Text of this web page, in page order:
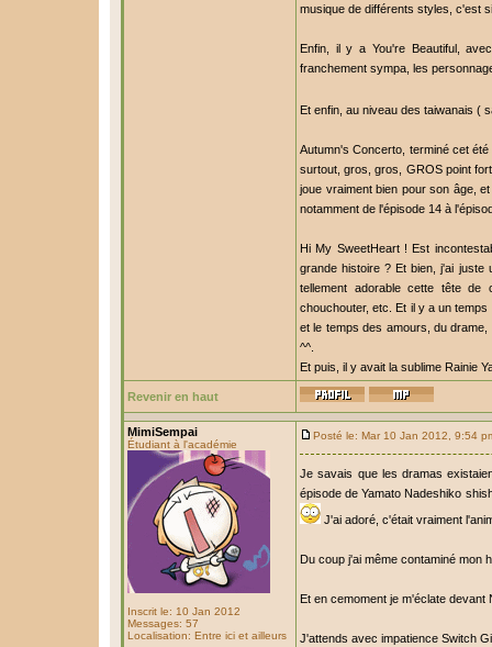
musique de différents styles, c'est
Enfin, il y a You're Beautiful,
franchement sympa, les
Et enfin, au niveau des taiwanais (
Autumn's Concerto, terminé cet
surtout, gros, gros, GROS point
joue vraiment bien pour son âge,
notamment de l'épisode 14 à
Hi My SweetHeart ! Est
grande histoire ? Et bien, j'ai juste
tellement adorable cette tête de
chouchouter, etc. Et il y a un
et le temps des amours, du
^^.
Et puis, il y avait la sublime Rainie
Revenir en haut
MimiSempai
Étudiant à l'académie
Inscrit le: 10 Jan 2012
Messages: 57
Localisation: Entre ici et ailleurs
Posté le: Mar 10 Jan 2012, 9:54
Je savais que les dramas
épisode de Yamato Nadeshiko
J'ai adoré, c'était vraiment
Du coup j'ai même contaminé mon
Et en cemoment je m'éclate devant
J'attends avec impatience Switch